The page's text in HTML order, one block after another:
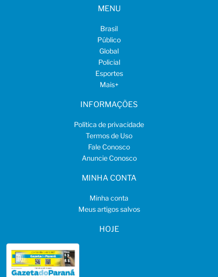
MENU
Brasil
Público
Global
Policial
Esportes
Mais+
INFORMAÇÕES
Política de privacidade
Termos de Uso
Fale Conosco
Anuncie Conosco
MINHA CONTA
Minha conta
Meus artigos salvos
HOJE